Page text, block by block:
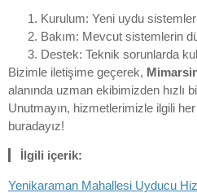
Kurulum: Yeni uydu
Bakım: Mevcut sistemlerin
Destek: Teknik sorunlarda
Bizimle iletişime geçerek,
alanında uzman ekibimizden hızlı
Unutmayın, hizmetlerimizle ilgili
buradayız!
İlgili içerik:
Yenikaraman Mahallesi Uyducu